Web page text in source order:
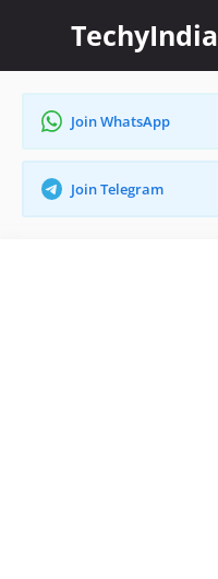
content
TechyIndia
Join WhatsApp
Join Telegram